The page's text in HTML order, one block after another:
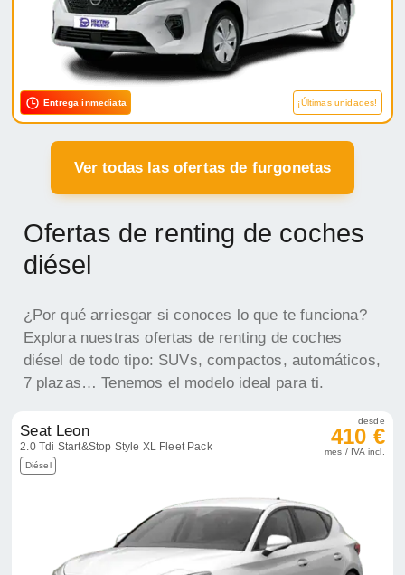
Entrega inmediata ¡Últimas unidades!
Ver todas las ofertas de furgonetas
Ofertas de renting de coches
diésel
¿Por qué arriesgar si conoces lo que te funciona?
Explora nuestras ofertas de renting de coches
diésel de todo tipo: SUVs, compactos, automáticos,
7 plazas… Tenemos el modelo ideal para ti.
Seat Leon
2.0 Tdi Start&Stop Style XL Fleet Pack
Diésel
desde
410 €
mes / IVA incl.